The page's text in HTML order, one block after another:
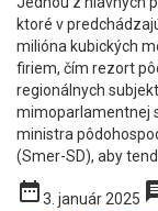
ktoré v
milióna kubických
firiem, čím rezort
regionálnych
mimoparlamentnej
ministra
(Smer-SD), aby
date_range3. január 2025